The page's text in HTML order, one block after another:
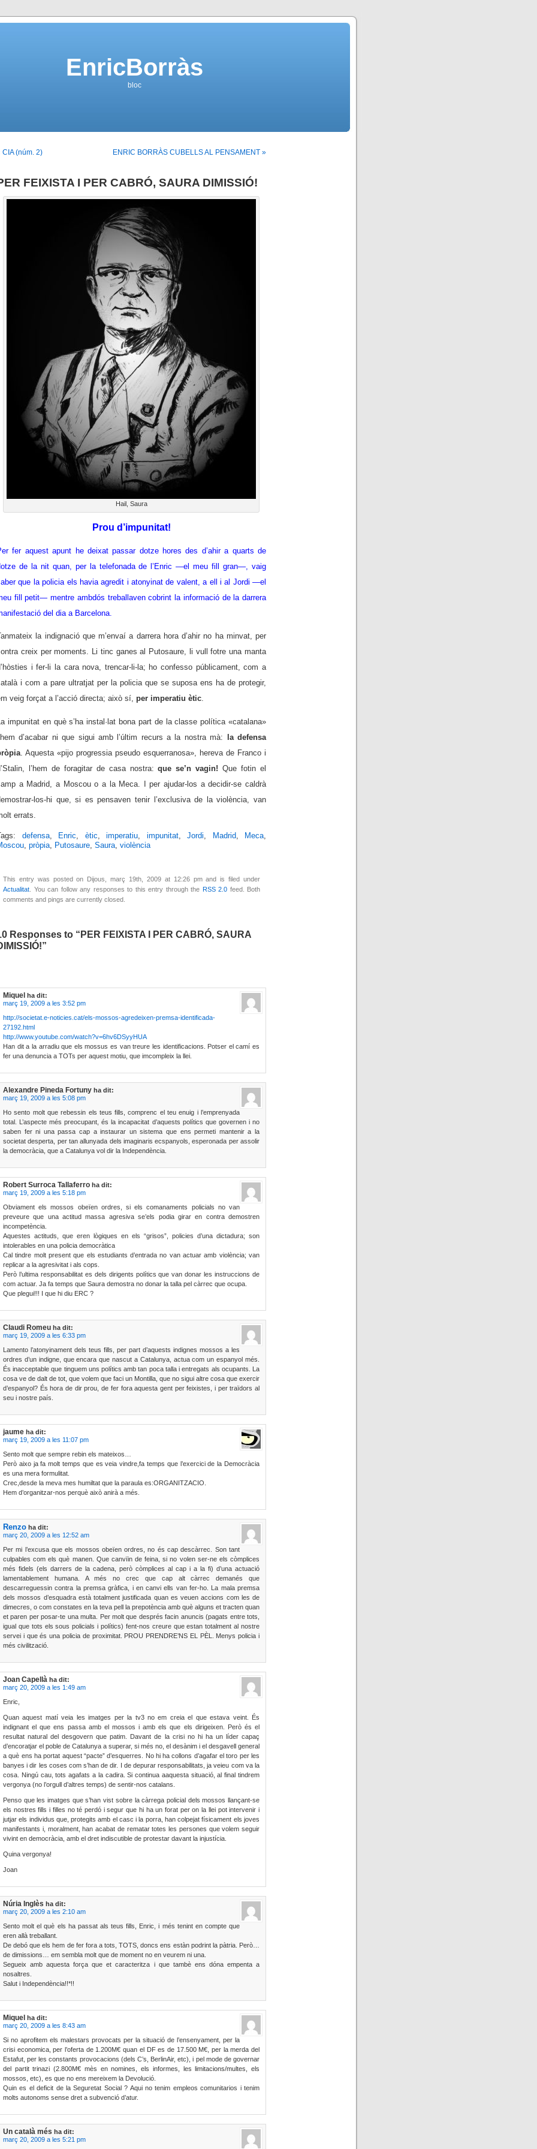
EnricBorràs
bloc
CIA (núm. 2) ENRIC BORRÀS CUBELLS AL PENSAMENT »
FEIXISTA I PER CABRÓ, SAURA DIMISSIÓ!
Hail, Saura
Prou d’impunitat!
fer aquest apunt he deixat passar dotze hores des d’ahir a quarts de
de la nit quan, per la telefonada de l’Enric —el meu fill gran—, vaig
que la policia els havia agredit i atonyinat de valent, a ell i al Jordi —el
fill petit— mentre ambdós treballaven cobrint la informació de la darrera
del dia a Barcelona.
la indignació que m’envaí a darrera hora d’ahir no ha minvat, per
creix per moments. Li tinc ganes al Putosaure, li vull fotre una manta
i fer-li la cara nova, trencar-li-la; ho confesso públicament, com a
i com a pare ultratjat per la policia que se suposa ens ha de protegir,
veig forçat a l’acció directa; això sí, per imperatiu ètic.
impunitat en què s’ha instal·lat bona part de la classe política «catalana»
d’acabar ni que sigui amb l’últim recurs a la nostra mà:
la defensa
. Aquesta «pijo progressia pseudo esquerranosa», hereva de Franco i
l’hem de foragitar de casa nostra:que se’n vagin! Que fotin el
a Madrid, a Moscou o a la Meca. I per ajudar-los a decidir-se caldrà
los-hi que, si es pensaven tenir l’exclusiva de la violència, van
errats.
defensa, Enric ètic imperatiu impunitat, Jordi Madrid Meca
pròpia Putosaure Saura violència
This entry was posted on Dijous, març 19th, 2009 at 12:26 pm and is filed under
Actualitat . You can follow any responses to this entry through the RSS 2.0 feed. Both
comments and pings are currently closed.
Responses to “PER FEIXISTA I PER CABRÓ, SAURA
Miquel ha dit:
març 19, 2009 a les 3:52 pm
http://societat.e-noticies.cat/els-mossos-agredeixen-premsa-identificada-
27192.html
http://www.youtube.com/watch?v=6hv6DSyyHUA
Han dit a la arradiu que els mossus es van treure les identificacions. Potser el camí es
fer una denuncia a TOTs per aquest motiu, que imcompleix la llei.
Alexandre Pineda Fortuny ha dit:
març 19, 2009 a les 5:08 pm
Ho sento molt que rebessin els teus fills, comprenc el teu enuig i l’emprenyada
total. L’aspecte més preocupant, és la incapacitat d’aquests polítics que governen i no
saben fer ni una passa cap a instaurar un sistema que ens permeti mantenir a la
societat desperta, per tan allunyada dels imaginaris ecspanyols, esperonada per assolir
la democràcia, que a Catalunya vol dir la Independència.
Robert Surroca Tallaferro ha dit:
març 19, 2009 a les 5:18 pm
Obviament els mossos obeïen ordres, si els comanaments policials no van
preveure que una actitud massa agresiva se’els podia girar en contra demostren
incompetència.
Aquestes actituds, que eren lògiques en els “grisos”, policies d’una dictadura; son
intolerables en una policia democràtica
Cal tindre molt present que els estudiants d’entrada no van actuar amb violència; van
replicar a la agresivitat i als cops.
Però l’ultima responsabilitat es dels dirigents polítics que van donar les instruccions de
com actuar. Ja fa temps que Saura demostra no donar la talla pel càrrec que ocupa.
Que plegui!!! I que hi diu ERC ?
Claudi Romeu ha dit:
març 19, 2009 a les 6:33 pm
Lamento l’atonyinament dels teus fills, per part d’aquests indignes mossos a les
ordres d’un indigne, que encara que nascut a Catalunya, actua com un espanyol més.
És inacceptable que tinguem uns polítics amb tan poca talla i entregats als ocupants. La
cosa ve de dalt de tot, que volem que faci un Montilla, que no sigui altre cosa que exercir
d’espanyol? És hora de dir prou, de fer fora aquesta gent per feixistes, i per traïdors al
seu i nostre país.
jaume ha dit:
març 19, 2009 a les 11:07 pm
Sento molt que sempre rebin els mateixos…
Però aixo ja fa molt temps que es veia vindre,fa temps que l’exercici de la Democràcia
es una mera formulitat.
Crec,desde la meva mes humiltat que la paraula es:ORGANITZACIO.
Hem d’organitzar-nos perquè això anirà a més.
Renzo ha dit:
març 20, 2009 a les 12:52 am
Per mi l’excusa que els mossos obeïen ordres, no és cap descàrrec. Son tant
culpables com els què manen. Que canvïin de feina, si no volen ser-ne els còmplices
més fidels (els darrers de la cadena, però còmplices al cap i a la fi) d’una actuació
lamentablement humana. A més no crec que cap alt càrrec demanés que
descarreguessin contra la premsa gràfica, i en canvi ells van fer-ho. La mala premsa
dels mossos d’esquadra està totalment justificada quan es veuen accions com les de
dimecres, o com constates en la teva pell la prepotència amb què alguns et tracten quan
et paren per posar-te una multa. Per molt que després facin anuncis (pagats entre tots,
igual que tots els sous policials i polítics) fent-nos creure que estan totalment al nostre
servei i que és una policia de proximitat. PROU PRENDRE’NS EL PÈL. Menys policia i
més civilització.
Joan Capellà ha dit:
març 20, 2009 a les 1:49 am
Enric,
Quan aquest matí veia les imatges per la tv3 no em creia el que estava veint. És
indignant el que ens passa amb el mossos i amb els que els dirigeixen. Però és el
resultat natural del desgovern que patim. Davant de la crisi no hi ha un líder capaç
d’encoratjar el poble de Catalunya a superar, si més no, el desànim i el desgavell general
a què ens ha portat aquest “pacte” d’esquerres. No hi ha collons d’agafar el toro per les
banyes i dir les coses com s’han de dir. I de depurar responsabilitats, ja veieu com va la
cosa. Ningú cau, tots agafats a la cadira. Si continua aaquesta situació, al final tindrem
vergonya (no l’orgull d’altres temps) de sentir-nos catalans.
Penso que les imatges que s’han vist sobre la càrrega policial dels mossos llançant-se
els nostres fills i filles no té perdó i segur que hi ha un forat per on la llei pot intervenir i
jutjar els individus que, protegits amb el casc i la porra, han colpejat físicament els joves
manifestants i, moralment, han acabat de rematar totes les persones que volem seguir
vivint en democràcia, amb el dret indiscutible de protestar davant la injustícia.
Quina vergonya!
Joan
Núria Inglès ha dit:
març 20, 2009 a les 2:10 am
Sento molt el què els ha passat als teus fills, Enric, i més tenint en compte que
eren allà treballant.
De debó que els hem de fer fora a tots, TOTS, doncs ens estàn podrint la pàtria. Però…
de dimissions… em sembla molt que de moment no en veurem ni una.
Segueix amb aquesta força que et caracteritza i que tambè ens dóna empenta a
nosaltres.
Salut i Independència!!*!!
Miquel ha dit:
març 20, 2009 a les 8:43 am
Si no aprofitem els malestars provocats per la situació de l’ensenyament, per la
crisi economica, per l’oferta de 1.200M€ quan el DF es de 17.500 M€, per la merda del
Estafut, per les constants provocacions (dels C’s, BerlinAir, etc), i pel mode de governar
del partit trinazi (2.800M€ mès en nomines, els informes, les limitacions/multes, els
mossos, etc), es que no ens mereixem la Devolució.
Quin es el deficit de la Seguretat Social ? Aqui no tenim empleos comunitarios i tenim
molts autonoms sense dret a subvenció d’atur.
Un català més ha dit:
març 20, 2009 a les 5:21 pm